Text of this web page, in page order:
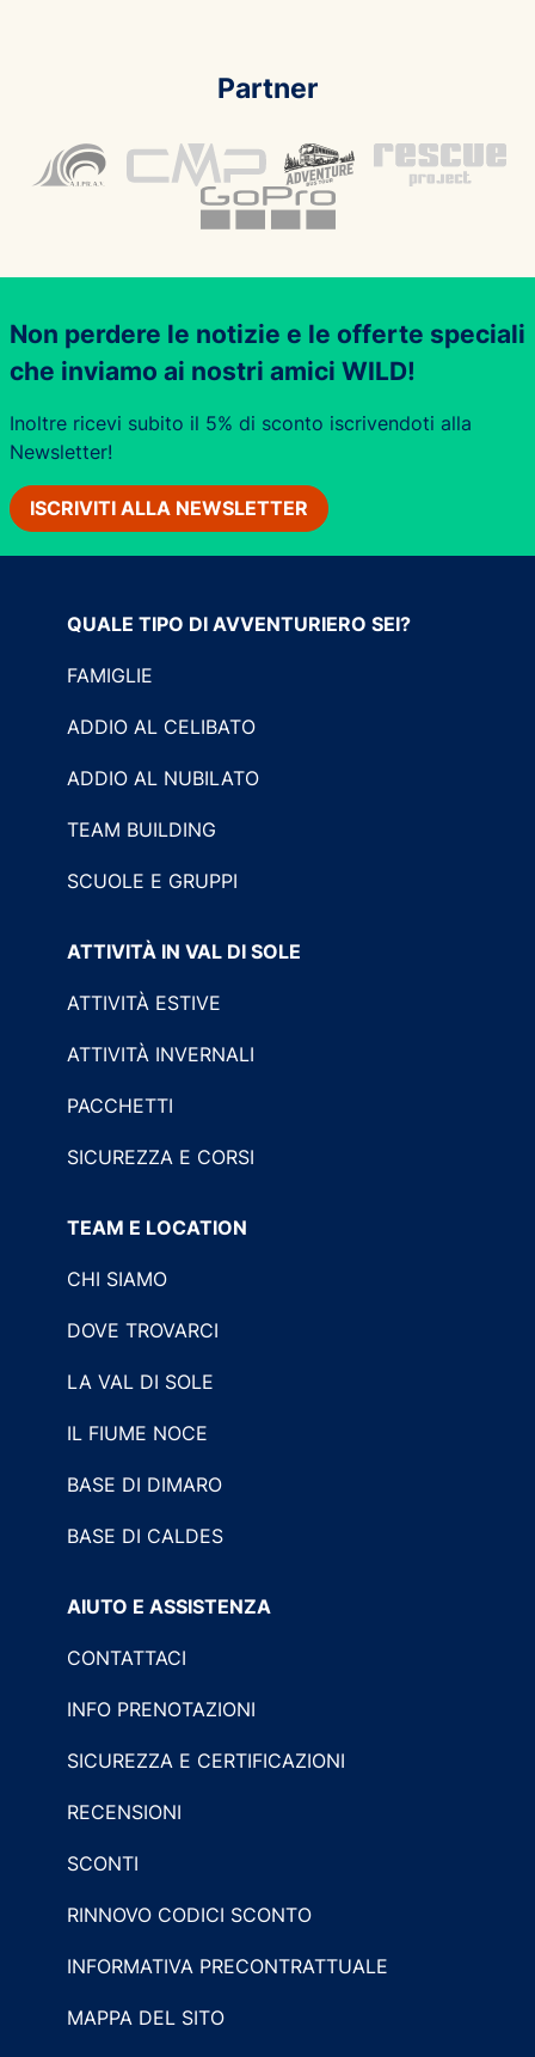
Partner
Non perdere le notizie e le offerte speciali
che inviamo ai nostri amici WILD!
Inoltre ricevi subito il 5% di sconto iscrivendoti alla
Newsletter!
ISCRIVITI ALLA NEWSLETTER
QUALE TIPO DI AVVENTURIERO SEI?
FAMIGLIE
ADDIO AL CELIBATO
ADDIO AL NUBILATO
TEAM BUILDING
SCUOLE E GRUPPI
ATTIVITÀ IN VAL DI SOLE
ATTIVITÀ ESTIVE
ATTIVITÀ INVERNALI
PACCHETTI
SICUREZZA E CORSI
TEAM E LOCATION
CHI SIAMO
DOVE TROVARCI
LA VAL DI SOLE
IL FIUME NOCE
BASE DI DIMARO
BASE DI CALDES
AIUTO E ASSISTENZA
CONTATTACI
INFO PRENOTAZIONI
SICUREZZA E CERTIFICAZIONI
RECENSIONI
SCONTI
RINNOVO CODICI SCONTO
INFORMATIVA PRECONTRATTUALE
MAPPA DEL SITO